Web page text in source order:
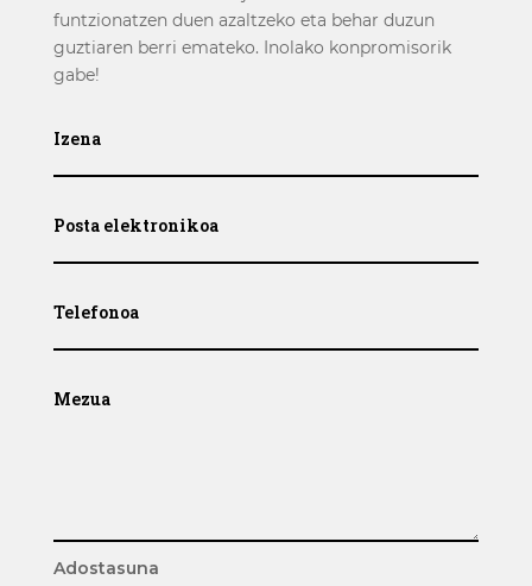
funtzionatzen duen azaltzeko eta behar duzun
guztiaren berri emateko. Inolako konpromisorik
gabe!
Adostasuna